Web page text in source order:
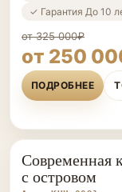
✓ Гарантия До 10
от 325 000₽
от 250
ПОДРОБНЕЕ
КУХНИ НА
Современная
с островом